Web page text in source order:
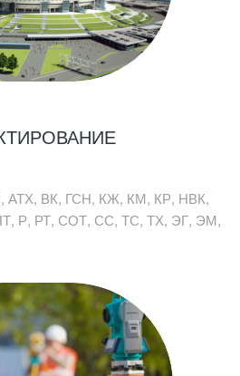
АТХ, ВК, ГСН, КЖ, КМ, КР, НВК,
Р, РТ, СОТ, СС, ТС, ТХ, ЭГ, ЭМ,